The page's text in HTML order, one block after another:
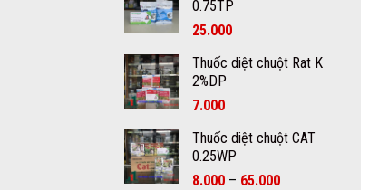
0.75TP
25.000
Thuốc diệt chuột Rat K
2%DP
7.000
Thuốc diệt chuột CAT
0.25WP
8.000 – 65.000